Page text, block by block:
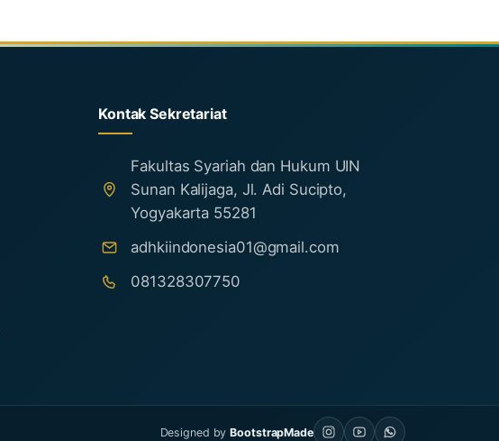
Kontak Sekretariat
Fakultas Syariah dan Hukum UIN
Sunan Kalijaga, Jl. Adi Sucipto,
Yogyakarta 55281
adhkiindonesia01@gmail.com
081328307750
Designed byBootstrapMade